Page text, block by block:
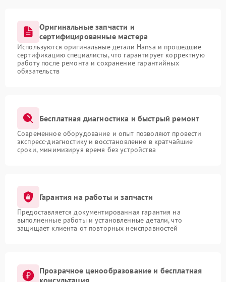
Оригинальные запчасти и
сертифицированные мастера
Используются оригинальные детали Hansa и прошедшие
сертификацию специалисты, что гарантирует корректную
работу после ремонта и сохранение гарантийных
обязательств
Бесплатная диагностика и быстрый ремонт
Современное оборудование и опыт позволяют провести
экспресс-диагностику и восстановление в кратчайшие
сроки, минимизируя время без устройства
Гарантия на работы и запчасти
Предоставляется документированная гарантия на
выполненные работы и установленные детали, что
защищает клиента от повторных неисправностей
Прозрачное ценообразование и бесплатная